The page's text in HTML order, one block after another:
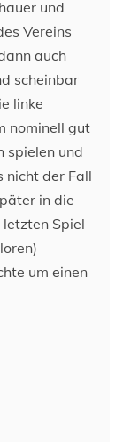
und
Vereins
auch
scheinbar
linke
nominell gut
spielen und
nicht der Fall
in die
Spiel
um einen